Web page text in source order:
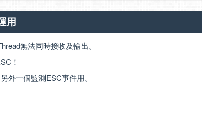
用
無法同時接收及輸出。
！
外一個監測ESC事件用。